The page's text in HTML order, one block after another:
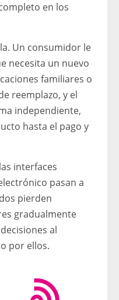
en los
Un consumidor le
necesita un nuevo
familiares o
reemplazo, y el
independiente,
hasta el pago y
interfaces
pasan a
pierden
gradualmente
al
por ellos.